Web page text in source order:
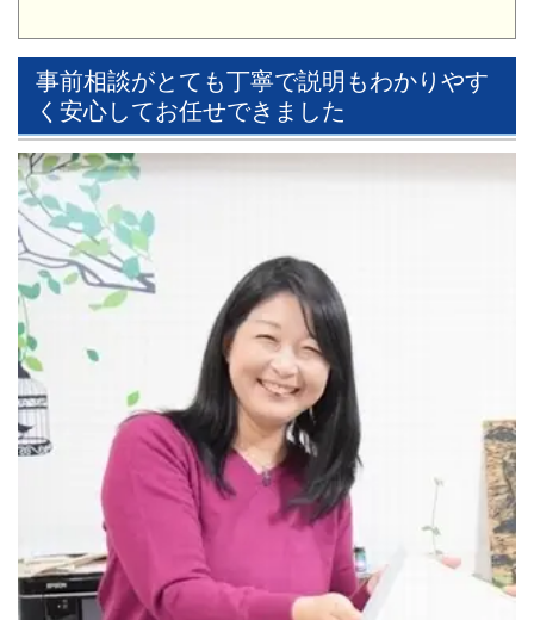
事前相談がとても丁寧で説明もわかりやす
く安心してお任せできました